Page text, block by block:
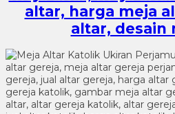
altar, harga meja
altar, desain